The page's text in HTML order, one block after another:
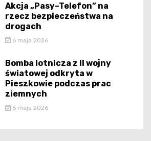
Akcja „Pasy–Telefon” na
rzecz bezpieczeństwa na
drogach
6 maja 2026
Bomba lotnicza z II wojny
światowej odkryta w
Pieszkowie podczas prac
ziemnych
6 maja 2026